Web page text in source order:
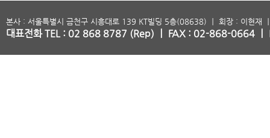
본사 : 서울특별시 금천구 시흥대로 139 KT빌딩 5층(08638) ㅣ 회장 : 이현
대표전화 TEL : 02 868 8787 (Rep) ㅣ FAX : 02-868-0664